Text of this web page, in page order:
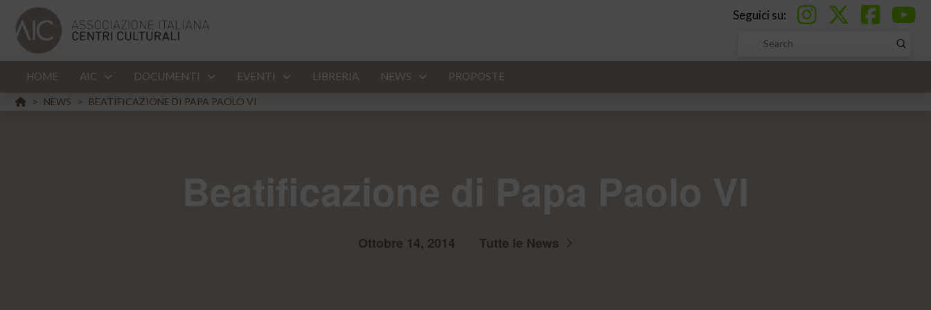
Seguici su:
Search
Submit
HOME AIC DOCUMENTI EVENTI LIBRERIA NEWS PROPOSTE
HOME
> NEWS > BEATIFICAZIONE DI PAPA PAOLO VI
Ottobre 14, 2014 Tutte le News